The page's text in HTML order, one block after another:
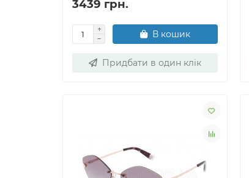
3439 грн.
В кошик
Придбати в один клік